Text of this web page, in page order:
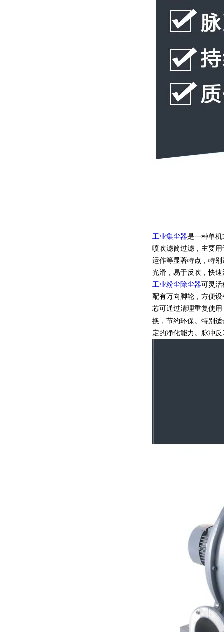
工业集尘器是一种单
喷吹滤筒过滤，主要
运作等显著特点，特
光滑，易于反吹，快
工业粉尘除尘器可灵
配有万向脚轮，方便
芯可通过清理重复使
换，节约环保。特别
定的净化能力。脉冲